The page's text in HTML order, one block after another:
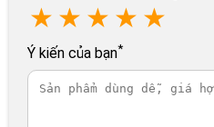
★ ★ ★ ★ ★
Ý kiến của bạn*